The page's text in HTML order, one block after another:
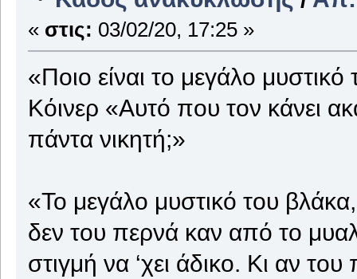
« στις: 03/02/20, 17:25 »
«Ποιο είναι το μεγάλο
Κόινερ «Αυτό που τον κάνει
πάντα νικητή;»
«Το μεγάλο μυστικό του
δεν του περνά καν από το
στιγμή να ‘χει άδικο. Κι αν